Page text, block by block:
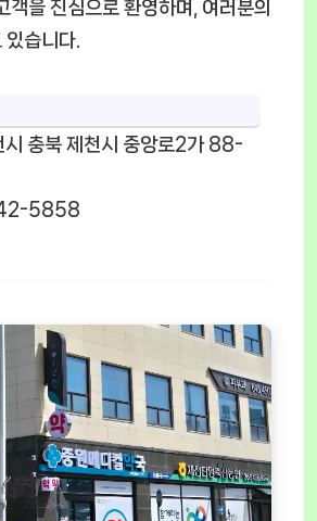
객을 진심으로 환영하며, 여러분의
습니다.
시 충북 제천시 중앙로2가 88-
5858